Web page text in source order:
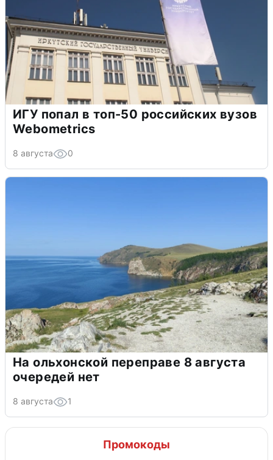
ИГУ попал в топ-50 российских вузов
Webometrics
8 августа 0
На ольхонской переправе 8 августа
очередей нет
8 августа 1
Промокоды